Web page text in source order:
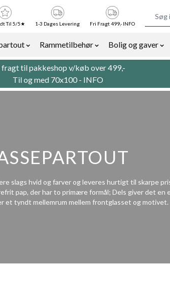
Rammetilbehør
Bolig og gaver
Til 5/5★ 1-3 Dages Levering Fri Fragt 499,- INFO
fragt til pakkeshop v/køb over 499,-
Til og med 70x100 - INFO
slags hvid og farver og leveres hurtigt til skarpe
pap, der har to primære formål; Dels giver det en
et tyndt mellemrum mellem frontglasset og motivet.